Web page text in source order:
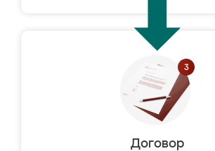
Договор